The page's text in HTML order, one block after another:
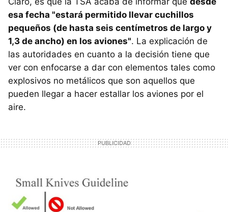
esa fecha "estará permitido llevar cuchillos
pequeños (de hasta seis centímetros de largo y
1,3 de ancho) en los aviones". La explicación de
las autoridades en cuanto a la decisión tiene que
ver con enfocarse a dar con elementos tales como
explosivos no metálicos que son aquellos que
pueden llegar a hacer estallar los aviones por el
aire.